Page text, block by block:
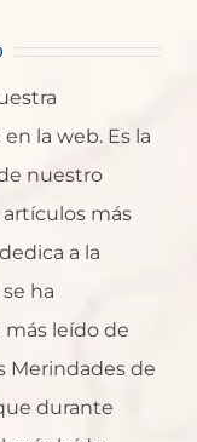
la web. Es la
nuestro
más
a la
ha
leído de
Merindades de
durante